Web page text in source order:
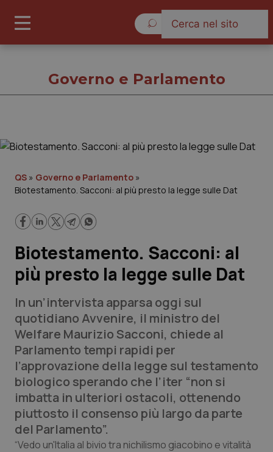
Cronache
Lavoro e Professioni
Scienza e Farmaci
Studi e Analisi
Lettere al direttore
Edizioni Regionali
QS Pro
Governo e Parlamento
QS » Governo e Parlamento »
Biotestamento. Sacconi: al più presto la legge sulle Dat
Biotestamento. Sacconi: al
più presto la legge sulle Dat
In un’intervista apparsa oggi sul
quotidiano Avvenire, il ministro del
Welfare Maurizio Sacconi, chiede al
Parlamento tempi rapidi per
l’approvazione della legge sul testamento
biologico sperando che l’iter “non si
imbatta in ulteriori ostacoli, ottenendo
piuttosto il consenso più largo da parte
del Parlamento”.
“Vedo un'Italia al bivio tra nichilismo giacobino e vitalità